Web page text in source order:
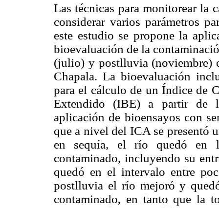
Las técnicas para monitorear la
considerar varios parámetros
este estudio se propone la
bioevaluación de la
(julio) y postlluvia (noviembre)
Chapala. La bioevaluación
para el cálculo de un Índice de
Extendido (IBE) a partir de
aplicación de bioensayos con
que a nivel del ICA se presentó
en sequía, el río quedó en
contaminado, incluyendo su
quedó en el intervalo entre
postlluvia el río mejoró y
contaminado, en tanto que la